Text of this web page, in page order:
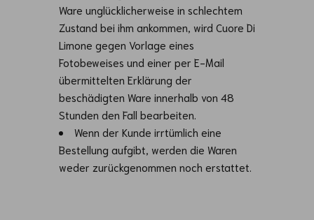
Ware unglücklicherweise in schlechtem
Zustand bei ihm ankommen, wird Cuore Di
Limone gegen Vorlage eines
Fotobeweises und einer per E-Mail
übermittelten Erklärung der
beschädigten Ware innerhalb von 48
Stunden den Fall bearbeiten.
Wenn der Kunde irrtümlich eine
Bestellung aufgibt, werden die Waren
weder zurückgenommen noch erstattet.